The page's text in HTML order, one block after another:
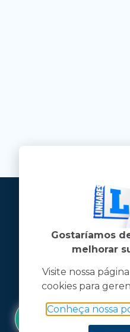
Jose
Formado
Gostaríamos
melhorar
Visite nossa
cookies para
Conheça nossa